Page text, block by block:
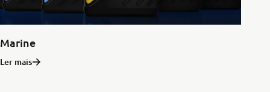
Marine
Ler mais